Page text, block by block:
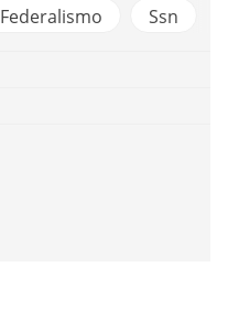
Federalismo Ssn